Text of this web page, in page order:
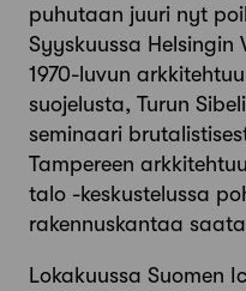
puhutaan juuri nyt
Syyskuussa Helsingin
1970-luvun
suojelusta, Turun
seminaari
Tampereen
talo -keskustelussa
rakennuskantaa
Lokakuussa Suomen